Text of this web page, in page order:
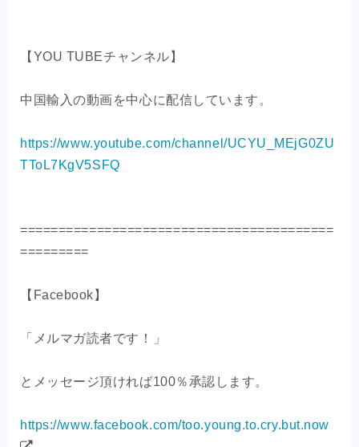
【YOU TUBEチャンネル】
中国輸入の動画を中心に配信しています。
https://www.youtube.com/channel/UCYU_MEjG0ZU
TToL7KgV5SFQ
=========================================
=========
【Facebook】
「メルマガ読者です！」
とメッセージ頂ければ100％承認します。
https://www.facebook.com/too.young.to.cry.but.now